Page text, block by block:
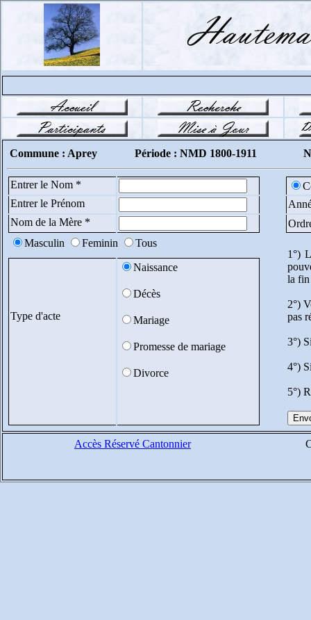
Commune : Aprey Période : NMD 1800-1911
Entrer le Nom *
Entrer le Prénom
Nom de la Mère *
Masculin
Feminin
Tous
1°)
la fin
2°)
pas
3°)
4°)
5°)
Type d'acte
Naissance
Décès
Mariage
Promesse de mariage
Divorce
Accès Réservé Cantonnier